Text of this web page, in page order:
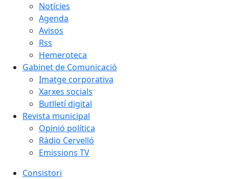
Notícies
Agenda
Avisos
Rss
Hemeroteca
Gabinet de Comunicació
Imatge corporativa
Xarxes socials
Butlletí digital
Revista municipal
Opinió política
Ràdio Cervelló
Emissions TV
Consistori